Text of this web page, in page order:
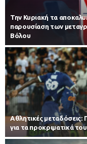
Την Κυριακή τα
παρουσίαση των
Βόλου
Αθλητικές
για τα προκριματικά